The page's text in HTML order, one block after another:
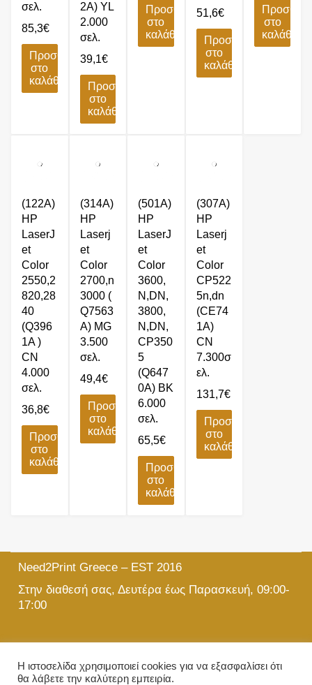
σελ.
85,3€
Προσθήκη
στο
καλάθι
2A) YL
2.000
σελ.
39,1€
Προσθήκη
στο
καλάθι
Προσθήκη
στο
καλάθι
51,6€
Προσθήκη
στο
καλάθι
στο
καλάθι
(122A)
HP
LaserJ
et
Color
2550,2
820,28
40
(Q396
1A )
CN
4.000
σελ.
36,8€
Προσθήκη
στο
καλάθι
(314A)
HP
Laserj
et
Color
2700,n
3000 (
Q7563
A) MG
3.500
σελ.
49,4€
Προσθήκη
στο
καλάθι
(501A)
HP
LaserJ
et
Color
3600,
N,DN,
3800,
N,DN,
CP350
5
(Q647
0A) BK
6.000
σελ.
65,5€
Προσθήκη
στο
καλάθι
(307A)
HP
Laserj
et
Color
CP522
5n,dn
(CE74
1A)
CN
7.300σ
ελ.
131,7€
Προσθήκη
στο
καλάθι
Need2Print Greece – EST 2016
Στην διαθεσή σας, Δευτέρα έως Παρασκευή, 09:00-
17:00
215 501 5903
info@need2print.gr
Η ιστοσελίδα χρησιμοποιεί cookies για να εξασφαλίσει ότι
θα λάβετε την καλύτερη εμπειρία.